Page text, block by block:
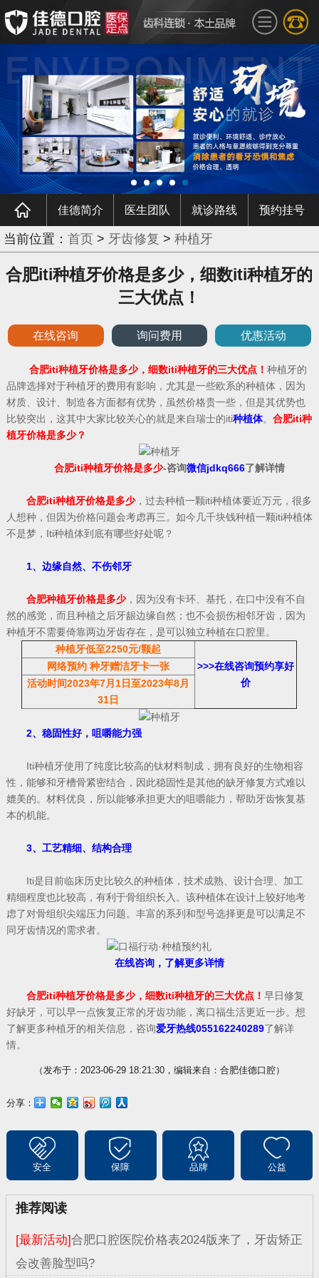
佳德简介 医生团队 就诊路线 预约挂号
当前位置： 首页 > 牙齿修复 > 种植牙
合肥iti种植牙价格是多少，细数iti种植牙的
三大优点！
在线咨询 询问费用 优惠活动
合肥iti种植牙价格是多少，细数iti种植牙的三大优点！ 种植牙的
品牌选择对于种植牙的费用有影响，尤其是一些欧系的种植体，因为
材质、设计、制造各方面都有优势，虽然价格贵一些，但是其优势也
比较突出，这其中大家比较关心的就是来自瑞士的iti种植体。 合肥iti种
植牙价格是多少？
合肥iti种植牙价格是多少-咨询微信jdkq666了解详情
合肥iti种植牙价格是多少，过去种植一颗iti种植体要近万元，很多
人想种，但因为价格问题会考虑再三。如今几千块钱种植一颗iti种植体
不是梦，Iti种植体到底有哪些好处呢？
1、边缘自然、不伤邻牙
合肥种植牙价格是多少，因为没有卡环、基托，在口中没有不自
然的感觉，而且种植之后牙龈边缘自然；也不会损伤相邻牙齿，因为
种植牙不需要倚靠两边牙齿存在，是可以独立种植在口腔里。
种植牙低至2250元/颗起
>>>在线咨询预约享好
价
网络预约 种牙赠洁牙卡一张
活动时间2023年7月1日至2023年8月
31日
2、稳固性好，咀嚼能力强
Iti种植牙使用了纯度比较高的钛材料制成，拥有良好的生物相容
性，能够和牙槽骨紧密结合，因此稳固性是其他的缺牙修复方式难以
媲美的。材料优良，所以能够承担更大的咀嚼能力，帮助牙齿恢复基
本的机能。
3、工艺精细、结构合理
Iti是目前临床历史比较久的种植体，技术成熟、设计合理、加工
精细程度也比较高，有利于骨组织长入。该种植体在设计上较好地考
虑了对骨组织尖端压力问题。丰富的系列和型号选择更是可以满足不
同牙齿情况的需求者。
在线咨询，了解更多详情
合肥iti种植牙价格是多少，细数iti种植牙的三大优点！ 早日修复
好缺牙，可以早一点恢复正常的牙齿功能，离口福生活更近一步。想
了解更多种植牙的相关信息，咨询爱牙热线055162240289了解详
情。
（发布于：2023-06-29 18:21:30，编辑来自：合肥佳德口腔）
分享：
安全 保障 品牌 公益
推荐阅读
[最新活动]合肥口腔医院价格表2024版来了，牙齿矫正
会改善脸型吗?